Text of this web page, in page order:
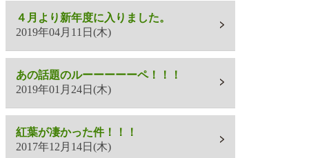
４月より新年度に入りました。
2019年04月11日(木)
あの話題のルーーーーーペ！！！
2019年01月24日(木)
紅葉が凄かった件！！！
2017年12月14日(木)